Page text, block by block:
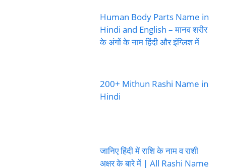
Human Body Parts Name in
Hindi and English – मानव शरीर
के अंगों के नाम हिंदी और इंग्लिश में
200+ Mithun Rashi Name in
Hindi
जानिए हिंदी में राशि के नाम व राशी
अक्षर के बारे में | All Rashi Name